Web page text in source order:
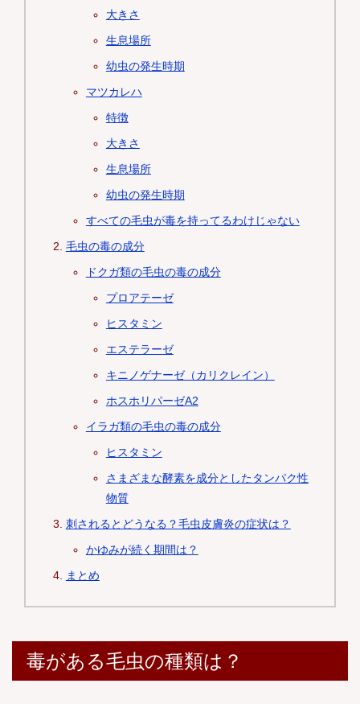
大きさ
生息場所
幼虫の発生時期
マツカレハ
特徴
大きさ
生息場所
幼虫の発生時期
すべての毛虫が毒を持ってるわけじゃない
毛虫の毒の成分
ドクガ類の毛虫の毒の成分
プロアテーゼ
ヒスタミン
エステラーゼ
キニノゲナーゼ（カリクレイン）
ホスホリパーゼA2
イラガ類の毛虫の毒の成分
ヒスタミン
さまざまな酵素を成分としたタンパク性
物質
刺されるとどうなる？毛虫皮膚炎の症状は？
かゆみが続く期間は？
まとめ
毒がある毛虫の種類は？